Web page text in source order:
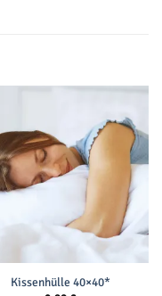
Kissenhülle 40×40*